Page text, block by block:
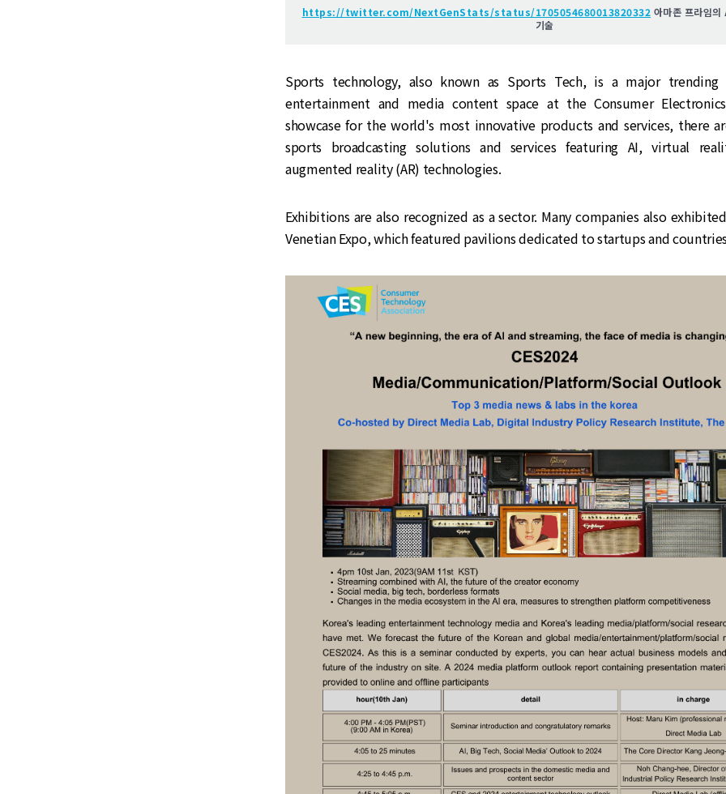
https://twitter.com/NextGenStats/status/1705054680013820332 아마존 프라임
기술
Sports technology, also known as Sports Tech, is a major
entertainment and media content space at the Consumer
showcase for the world's most innovative products and services, there
sports broadcasting solutions and services featuring AI, virtual
augmented reality (AR) technologies.
Exhibitions are also recognized as a sector. Many companies also
Venetian Expo, which featured pavilions dedicated to startups and